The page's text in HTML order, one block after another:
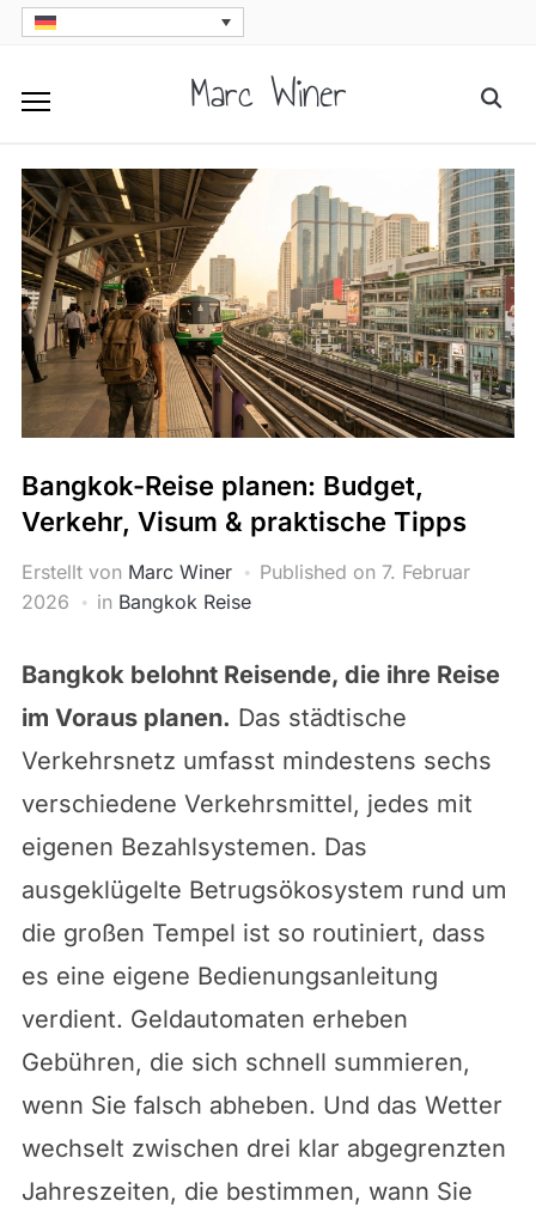
Skip
content
Marc Winer
Bangkok-Reise planen: Budget,
Verkehr, Visum & praktische Tipps
Erstellt von Marc Winer Published on 7. Februar
2026
in Bangkok Reise
Bangkok belohnt Reisende, die ihre Reise
im Voraus planen. Das städtische
Verkehrsnetz umfasst mindestens sechs
verschiedene Verkehrsmittel, jedes mit
eigenen Bezahlsystemen. Das
ausgeklügelte Betrugsökosystem rund um
die großen Tempel ist so routiniert, dass
es eine eigene Bedienungsanleitung
verdient. Geldautomaten erheben
Gebühren, die sich schnell summieren,
wenn Sie falsch abheben. Und das Wetter
wechselt zwischen drei klar abgegrenzten
Jahreszeiten, die bestimmen, wann Sie